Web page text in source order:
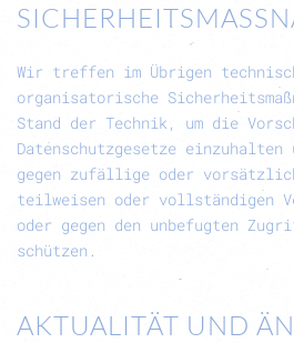
Wir treffen im Übrigen
organisatorische
Stand der Technik, um die
Datenschutzgesetze einzuhalten
gegen zufällige oder
teilweisen oder vollständigen
oder gegen den unbefugten
schützen.
AKTUALITÄT UND